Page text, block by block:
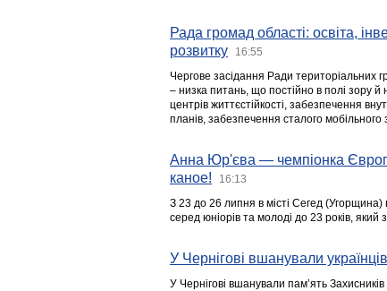
Рада громад області: освіта,
розвитку
16:55
Чергове засідання Ради територіальних
– низка питань, що постійно в полі зору й
центрів життєстійкості, забезпечення
планів, забезпечення сталого мобільного
Анна Юр'єва — чемпіонка
каное!
16:13
З 23 до 26 липня в місті Сегед (Угорщина)
серед юніорів та молоді до 23 років,
У Чернігові вшанували
У Чернігові вшанували пам’ять